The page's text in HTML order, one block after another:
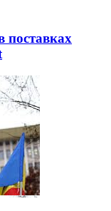
поставках